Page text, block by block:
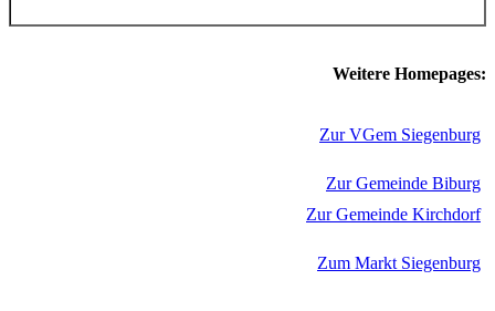
Weitere Homepages:
Zur VGem Siegenburg
Zur Gemeinde Biburg
Zur Gemeinde Kirchdorf
Zum Markt Siegenburg